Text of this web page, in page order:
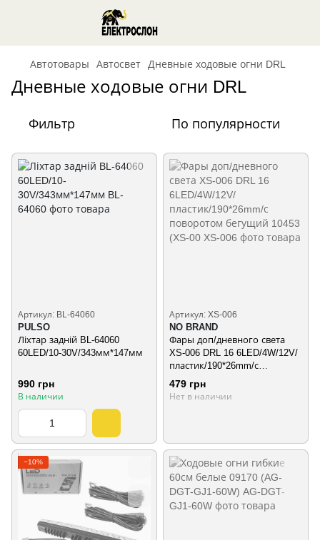
Автотовары Автосвет Дневные ходовые огни DRL
Дневные ходовые огни DRL
Фильтр По популярности
Артикул: BL-64060
PULSO
Ліхтар задній BL-64060
60LED/10-30V/343мм*147мм
990 грн
В наличии
Артикул: XS-006
NO BRAND
Фары доп/дневного света
XS-006 DRL 16 6LED/4W/12V/
пластик/190*26mm/с
поворотом бегущий 10453
(XS-00
479 грн
Нет в наличии
−10%